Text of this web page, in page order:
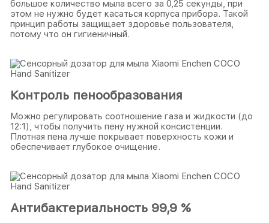
большое количество мыла всего за 0,25 секунды, при
этом не нужно будет касаться корпуса прибора. Такой
принцип работы защищает здоровье пользователя,
потому что он гигиеничный.
Контроль пенообразования
Можно регулировать соотношение газа и жидкости (до
12:1), чтобы получить пену нужной консистенции.
Плотная пена лучше покрывает поверхность кожи и
обеспечивает глубокое очищение.
Антибактериальность 99,9 %